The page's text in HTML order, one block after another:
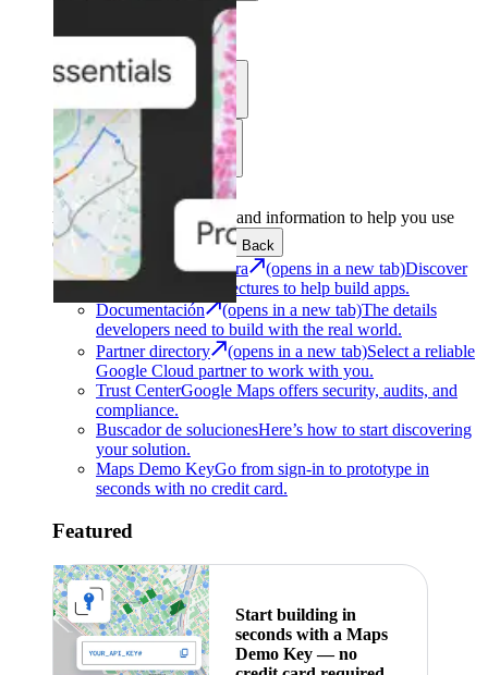
Community
Asistencia
Development
Get the tools and information to help you use
Google Maps Platform.
Back
Centro de arquitectura (opens in a new tab)Discover
use cases and architectures to help build apps.
Documentación
(opens in a new tab)The details
developers need to build with the real world.
Partner directory
(opens in a new tab)Select a reliable
Google Cloud partner to work with you.
Trust CenterGoogle Maps offers security, audits, and
compliance.
Buscador de solucionesHere’s how to start discovering
your solution.
Maps Demo KeyGo from sign-in to prototype in
seconds with no credit card.
Featured
Start building in
seconds with a Maps
Demo Key — no